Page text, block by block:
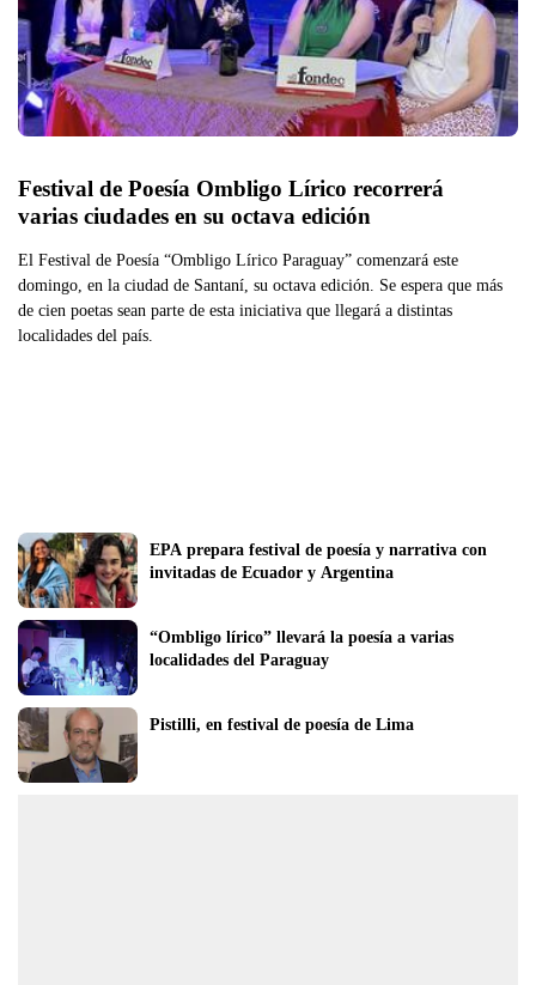
Festival de Poesía Ombligo Lírico recorrerá
varias ciudades en su octava edición
El Festival de Poesía “Ombligo Lírico Paraguay” comenzará este
domingo, en la ciudad de Santaní, su octava edición. Se espera que más
de cien poetas sean parte de esta iniciativa que llegará a distintas
localidades del país.
EPA prepara festival de poesía y narrativa con
invitadas de Ecuador y Argentina
“Ombligo lírico” llevará la poesía a varias
localidades del Paraguay
Pistilli, en festival de poesía de Lima